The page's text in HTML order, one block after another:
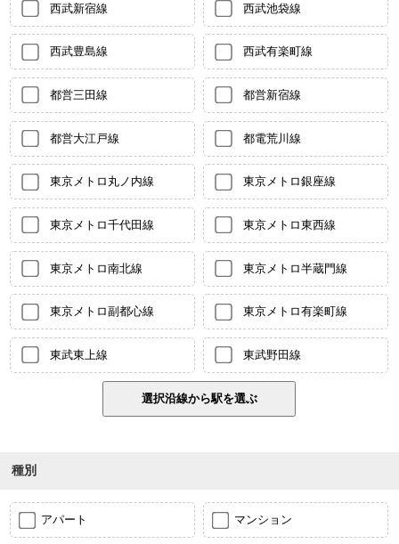
西武新宿線 西武池袋線
西武豊島線 西武有楽町線
都営三田線 都営新宿線
都営大江戸線 都電荒川線
東京メトロ丸ノ内線 東京メトロ銀座線
東京メトロ千代田線 東京メトロ東西線
東京メトロ南北線 東京メトロ半蔵門線
東京メトロ副都心線 東京メトロ有楽町線
東武東上線 東武野田線
種別
アパート マンション